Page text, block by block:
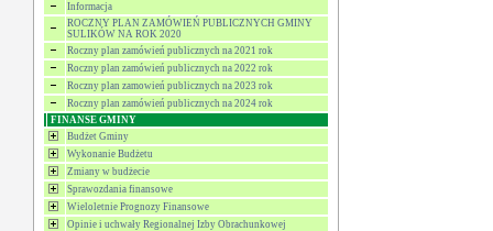
Informacja
ROCZNY PLAN ZAMÓWIEŃ PUBLICZNYCH GMINY
SULIKÓW NA ROK 2020
Roczny plan zamówień publicznych na 2021 rok
Roczny plan zamówień publicznych na 2022 rok
Roczny plan zamowień publicznych na 2023 rok
Roczny plan zamówień publicznych na 2024 rok
FINANSE GMINY
Budżet Gminy
Wykonanie Budżetu
Zmiany w budżecie
Sprawozdania finansowe
Wieloletnie Prognozy Finansowe
Opinie i uchwały Regionalnej Izby Obrachunkowej